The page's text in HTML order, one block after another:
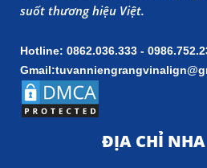
suốt thương hiệu Việt.
Hotline: 0862.036.333 -
ĐỊA CHỈ